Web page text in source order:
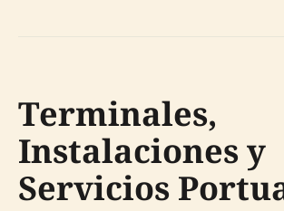
Terminales,
Instalaciones y
Servicios